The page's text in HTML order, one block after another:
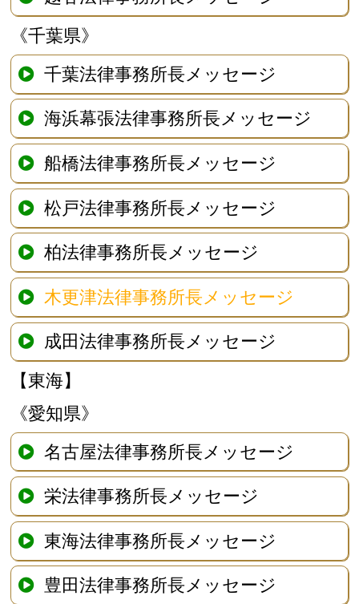
《千葉県》
千葉法律事務所長メッセージ
海浜幕張法律事務所長メッセージ
船橋法律事務所長メッセージ
松戸法律事務所長メッセージ
柏法律事務所長メッセージ
木更津法律事務所長メッセージ
成田法律事務所長メッセージ
【東海】
《愛知県》
名古屋法律事務所長メッセージ
栄法律事務所長メッセージ
東海法律事務所長メッセージ
豊田法律事務所長メッセージ